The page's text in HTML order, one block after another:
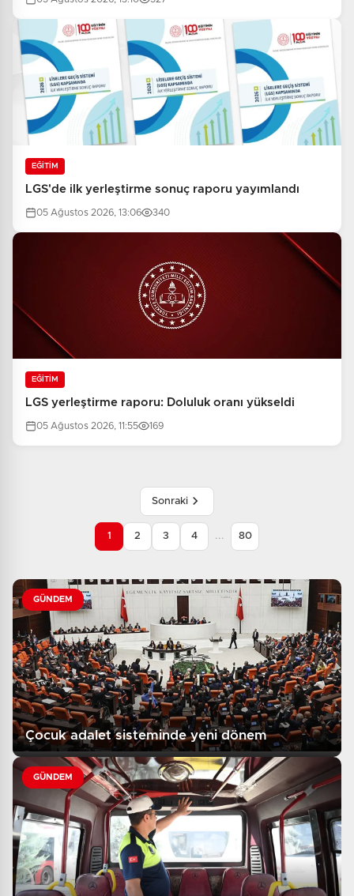
EĞİTİM
LGS'de ilk yerleştirme sonuç raporu yayımlandı
05 Ağustos 2026, 13:06 340
EĞİTİM
LGS yerleştirme raporu: Doluluk oranı yükseldi
05 Ağustos 2026, 11:55 169
1 2 3 4 ... 80
Sonraki
GÜNDEM
Çocuk adalet sisteminde yeni dönem
GÜNDEM